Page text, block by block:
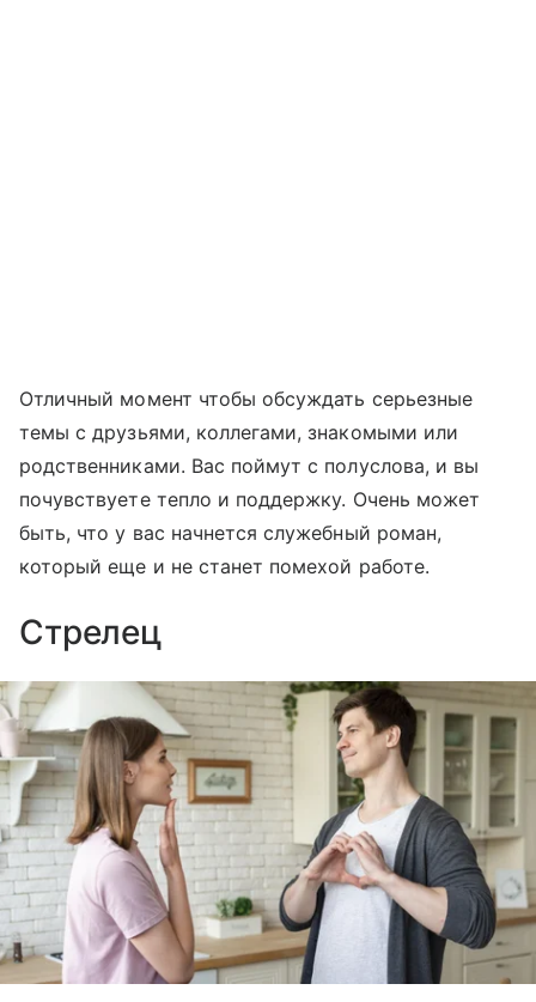
Отличный момент чтобы обсуждать серьезные
темы с друзьями, коллегами, знакомыми или
родственниками. Вас поймут с полуслова, и вы
почувствуете тепло и поддержку. Очень может
быть, что у вас начнется служебный роман,
который еще и не станет помехой работе.
Стрелец